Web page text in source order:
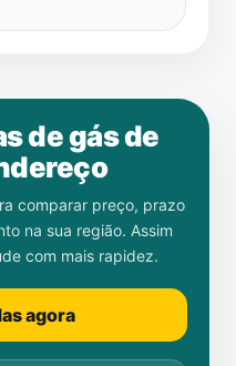
de gás de
comparar preço, prazo
na sua região. Assim
com mais rapidez.
agora